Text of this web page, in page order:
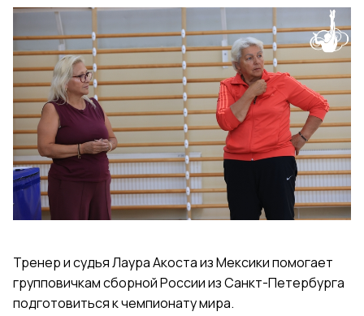
Тренер и судья Лаура Акоста из Мексики помогает
групповичкам сборной России из Санкт-Петербурга
подготовиться к чемпионату мира.